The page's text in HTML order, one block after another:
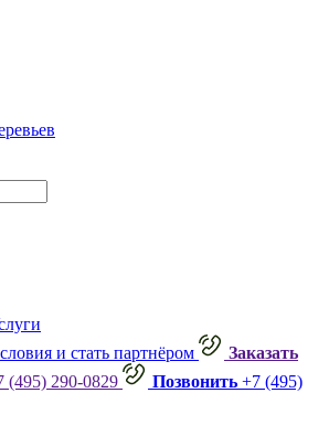
и стать партнёром
Заказать
(495) 290-0829 Позвонить +7 (495)